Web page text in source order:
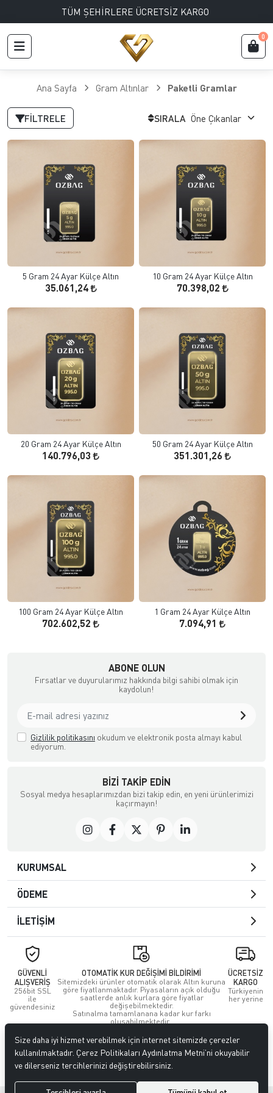
TÜM ŞEHİRLERE ÜCRETSİZ KARGO
0
Ana Sayfa Gram Altınlar Paketli Gramlar
FILTRELE SIRALA
5 Gram 24 Ayar Külçe Altın
35.061,24
10 Gram 24 Ayar Külçe Altın
70.398,02
20 Gram 24 Ayar Külçe Altın
140.796,03
50 Gram 24 Ayar Külçe Altın
351.301,26
100 Gram 24 Ayar Külçe Altın
702.602,52
1 Gram 24 Ayar Külçe Altın
7.094,91
ABONE OLUN
Fırsatlar ve duyurularımız hakkında bilgi sahibi olmak için
kaydolun!
Gizlilik politikasını okudum ve elektronik posta almayı kabul
ediyorum.
BIZI TAKIP EDIN
Sosyal medya hesaplarımızdan bizi takip edin, en yeni ürünlerimizi
kaçırmayın!
KURUMSAL
ÖDEME
İLETİŞİM
GÜVENLİ
ALIŞVERİŞ
256bit SSL
ile
güvendesiniz
OTOMATİK KUR DEĞİŞİMİ BİLDİRİMİ
Sitemizdeki ürünler otomatik olarak Altın kuruna
göre fiyatlanmaktadır. Piyasaların açık olduğu
saatlerde anlık kurlara göre fiyatlar
değişebilmektedir.
Satınalma tamamlanana kadar kur farkı
oluşabilmektedir.
ÜCRETSİZ
KARGO
Türkiyenin
her yerine
© 2023GoldEs . Tüm hakları saklıdır.
Size daha iyi hizmet verebilmek için internet sitemizde çerezler
kullanılmaktadır. Çerez Politikaları Aydınlatma Metni’ni okuyabilir
ve dilerseniz tercihlerinizi değiştirebilirsiniz.